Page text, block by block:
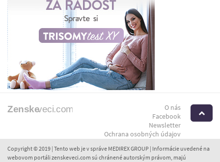
O nás
Facebook
Newsletter
Ochrana osobných údajov
Copyright © 2019 | Tento web je v správe MEDIREX GROUP | Informácie uvedené na
webovom portáli zenskeveci.com sú chránené autorským právom, majú